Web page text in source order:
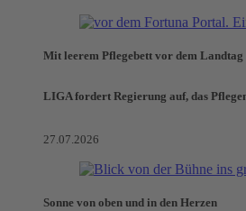
Mit leerem Pflegebett vor dem Landtag
LIGA fordert Regierung auf, das
27.07.2026
Sonne von oben und in den Herzen